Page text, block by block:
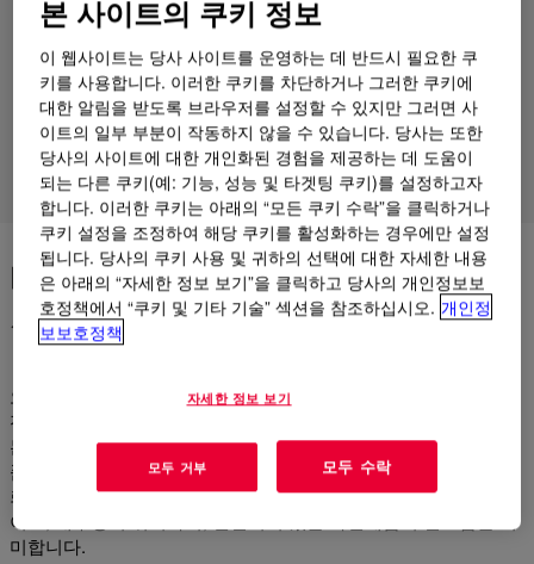
애플리케이션
제품
지원
제품 그룹
내구성이 좋게 만들어진 에너
지 효율적인 가전제품
오늘날과 같이 경쟁이 치열한 시장의 요구를 충족시키기 위해 가
전제품 제조업체는 점차 엄격해지는 안전 및 환경 요건을 충족하
는 동시에 보다 효율적이고 기능적이며 내구성이 뛰어난 가전제
품에 대한 소비자의 기대를 충족시켜야 합니다. 이는 안전하고 신
뢰할 수 있는 작동을 보장하는 전자 부품과 함께, 점점 더 효율적
이고, 내구성이 뛰어나며, 연결되어 있는 가전제품이 필요함을 의
미합니다.
본 사이트의 쿠키 정보
이 웹사이트는 당사 사이트를 운영하는 데 반드시 필요한 쿠
키를 사용합니다. 이러한 쿠키를 차단하거나 그러한 쿠키에
대한 알림을 받도록 브라우저를 설정할 수 있지만 그러면 사
이트의 일부 부분이 작동하지 않을 수 있습니다. 당사는 또한
당사의 사이트에 대한 개인화된 경험을 제공하는 데 도움이
되는 다른 쿠키(예: 기능, 성능 및 타겟팅 쿠키)를 설정하고자
합니다. 이러한 쿠키는 아래의 “모든 쿠키 수락”을 클릭하거나
쿠키 설정을 조정하여 해당 쿠키를 활성화하는 경우에만 설정
됩니다. 당사의 쿠키 사용 및 귀하의 선택에 대한 자세한 내용
은 아래의 “자세한 정보 보기”을 클릭하고 당사의 개인정보보
호정책에서 “쿠키 및 기타 기술” 섹션을 참조하십시오. 개인정
보보호정책
자세한 정보 보기
모두 거부 모두 수락